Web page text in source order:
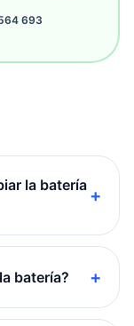
693
la batería +
batería? +